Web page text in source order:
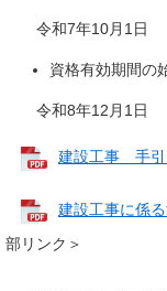
令和7年10月1日
資格有効期間の
令和8年12月1日
建設工事 手引
建設工事に係
部リンク＞